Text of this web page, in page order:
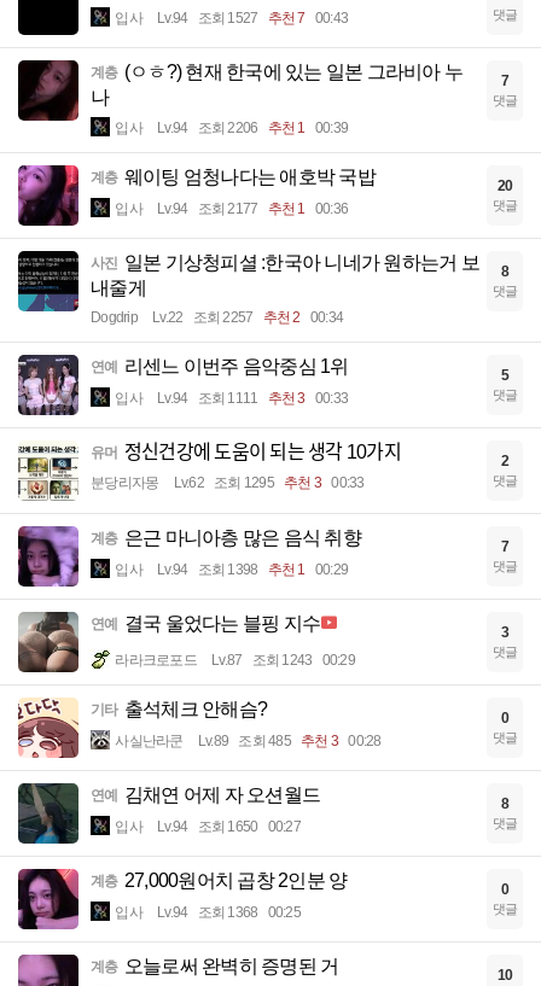
입사 Lv.94 조회 1527 추천 7 00:43 댓글
계층 (ㅇㅎ?) 현재 한국에 있는 일본 그라비아 누
나
입사 Lv.94 조회 2206 추천 1 00:39
7
댓글
계층 웨이팅 엄청나다는 애호박 국밥
입사 Lv.94 조회 2177 추천 1 00:36
20
댓글
사진 일본 기상청피셜 :한국아 니네가 원하는거 보
내줄게
Dogdrip Lv.22 조회 2257 추천 2 00:34
8
댓글
연예 리센느 이번주 음악중심 1위
입사 Lv.94 조회 1111 추천 3 00:33
5
댓글
유머 정신건강에 도움이 되는 생각 10가지
분당리자몽 Lv.62 조회 1295 추천 3 00:33
2
댓글
계층 은근 마니아층 많은 음식 취향
입사 Lv.94 조회 1398 추천 1 00:29
7
댓글
연예 결국 울었다는 블핑 지수
라라크로포드 Lv.87 조회 1243 00:29
3
댓글
기타 출석체크 안해슴?
사실난라쿤 Lv.89 조회 485 추천 3 00:28
0
댓글
연예 김채연 어제 자 오션월드
입사 Lv.94 조회 1650 00:27
8
댓글
계층 27,000원어치 곱창 2인분 양
입사 Lv.94 조회 1368 00:25
0
댓글
계층 오늘로써 완벽히 증명된 거 10